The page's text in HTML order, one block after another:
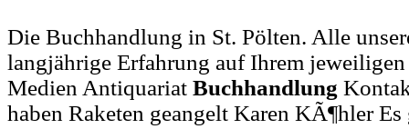
Die Buchhandlung in St. Pölten. Alle
langjährige Erfahrung auf Ihrem
Medien Antiquariat Buchhandlung
haben Raketen geangelt Karen KÃ¶hler